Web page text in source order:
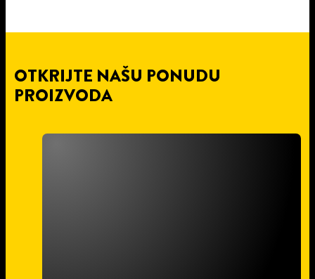
OTKRIJTE NAŠU PONUDU
PROIZVODA